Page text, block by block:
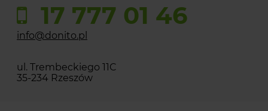
17 777 01 46
info@donito.pl
ul. Trembeckiego 11C
35-234 Rzeszów